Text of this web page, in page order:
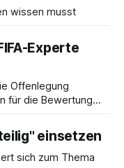
wissen musst
Experte
Offenlegung
für die Bewertung
einsetzen
sich zum Thema